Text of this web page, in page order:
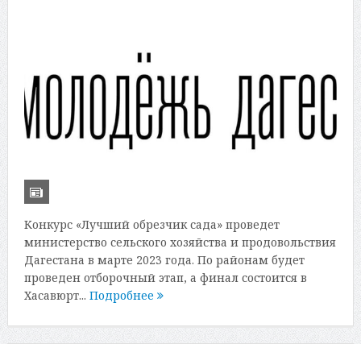
Конкурс «Лучший обрезчик сада» проведет
министерство сельского хозяйства и продовольствия
Дагестана в марте 2023 года. По районам будет
проведен отборочный этап, а финал состоится в
Хасавюрт... Подробнее